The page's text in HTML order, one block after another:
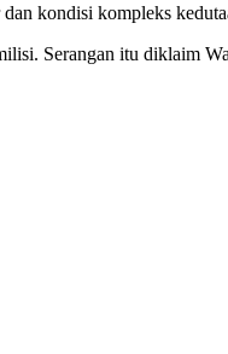
kondisi kompleks
Serangan itu diklaim